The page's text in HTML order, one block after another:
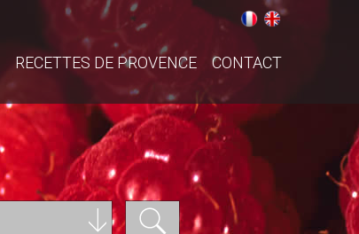
RECETTES DE PROVENCE CONTACT